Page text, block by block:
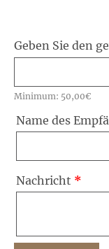
Geben Sie den
Minimum: 50,00€
Name des
Nachricht *